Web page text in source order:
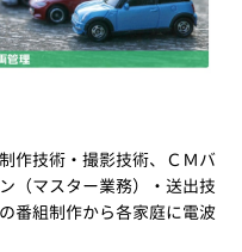
作技術・撮影技術、ＣＭバ
（マスター業務）・送出技
番組制作から各家庭に電波